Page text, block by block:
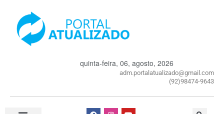
quinta-feira, 06, agosto, 2026
adm.portalatualizado@gmail.com
(92)98474-9643